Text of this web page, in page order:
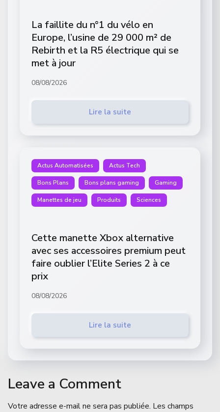
La faillite du n°1 du vélo en
Europe, l’usine de 29 000 m² de
Rebirth et la R5 électrique qui se
met à jour
08/08/2026
Lire la suite
Actus Automatisées Actus Tech
Bons Plans Bons plans gaming Gaming
Manettes de jeu Produits Sciences
Cette manette Xbox alternative
avec ses accessoires premium peut
faire oublier l’Elite Series 2 à ce
prix
08/08/2026
Lire la suite
Leave a Comment
Votre adresse e-mail ne sera pas publiée. Les champs